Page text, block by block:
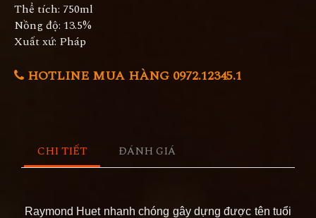
Thể tích: 750ml
Nồng độ: 13.5%
Xuất xứ: Pháp
HOTLINE MUA HÀNG 0972.12345.1
CHI TIẾT ĐÁNH GIÁ
Raymond Huet nhanh chóng gây dựng được tên tuổi